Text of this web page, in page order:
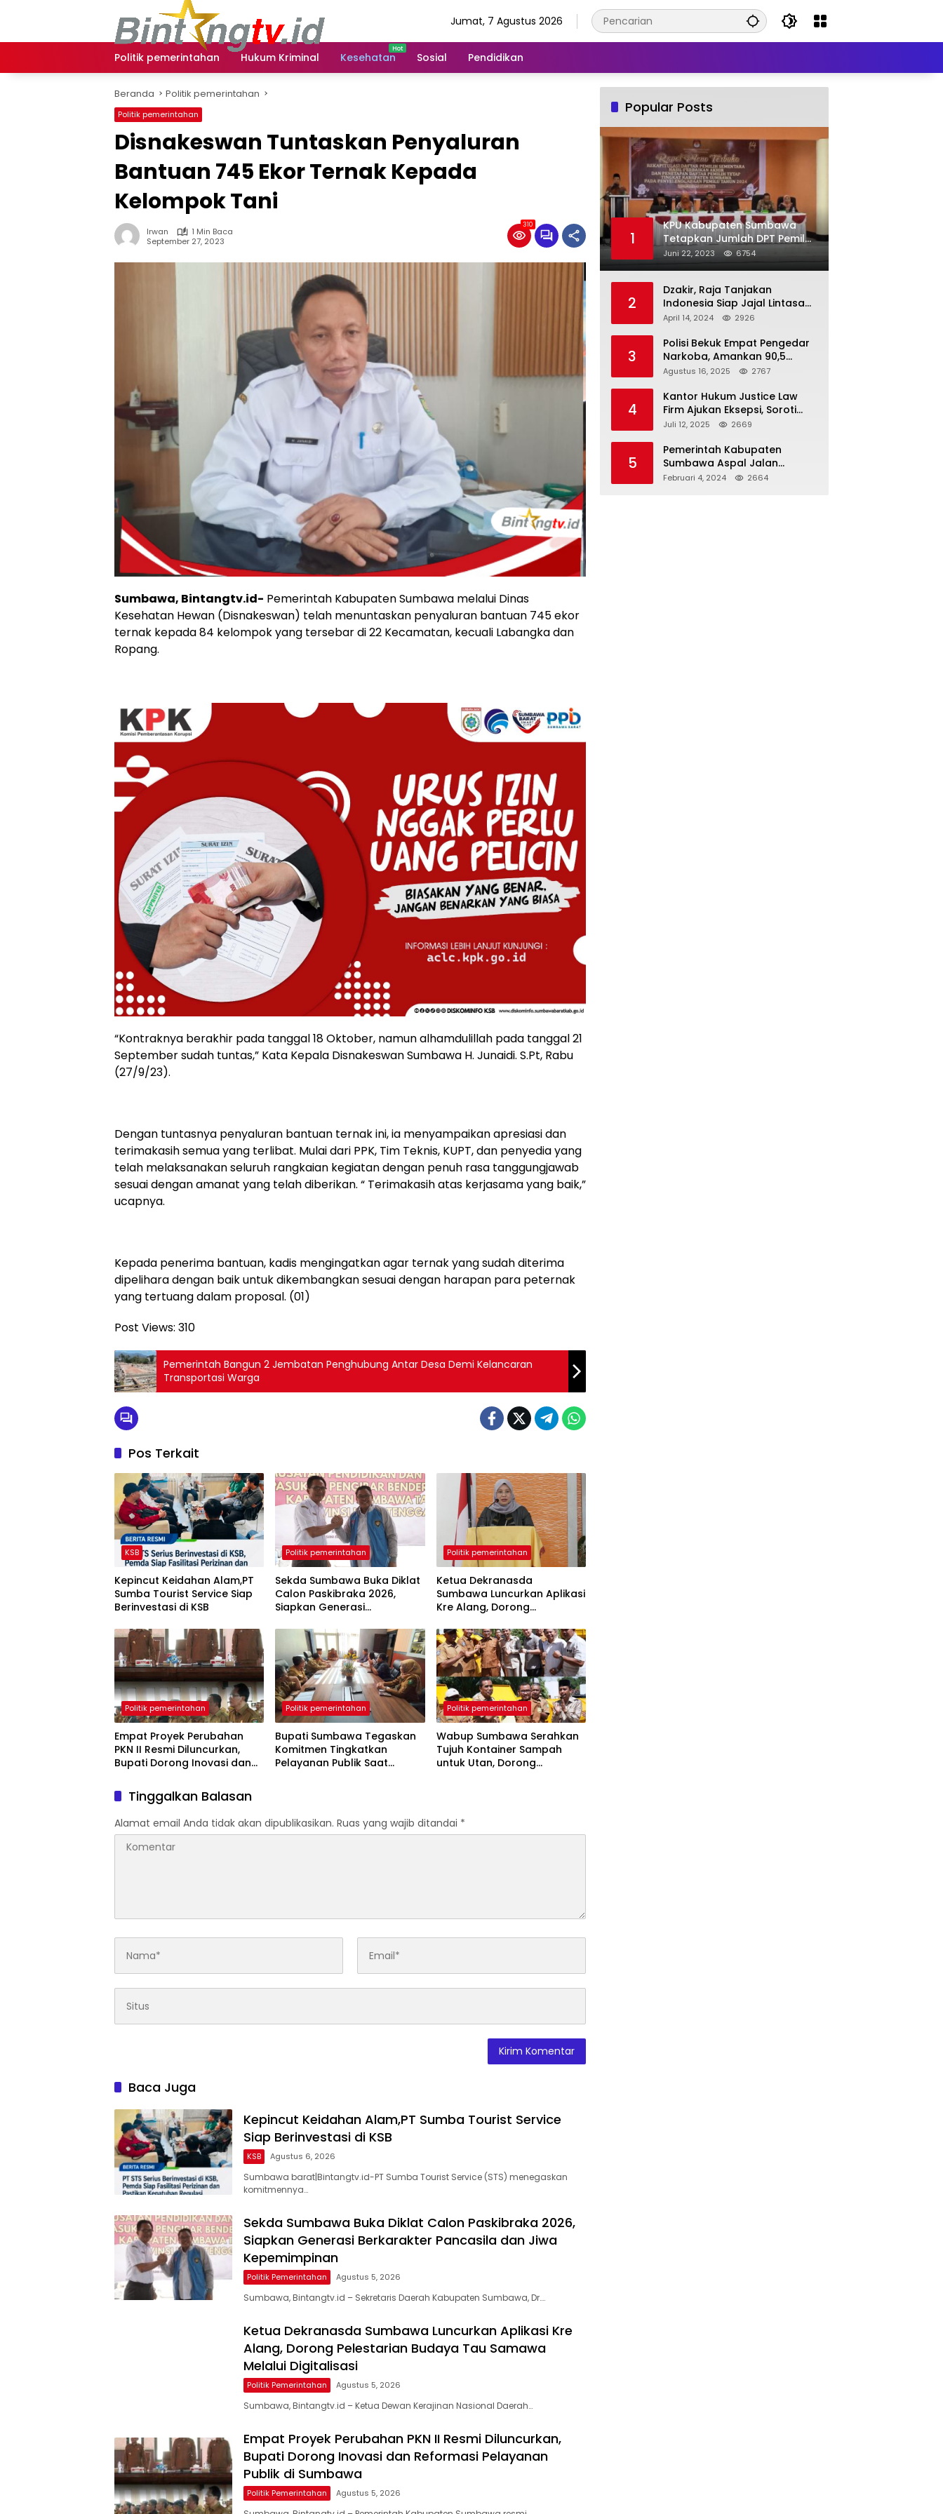
Jumat, 7 Agustus 2026
Politik pemerintahan Hukum Kriminal Kesehatan Sosial Pendidikan
Beranda Politik pemerintahan
Politik pemerintahan
Disnakeswan Tuntaskan Penyaluran
Bantuan 745 Ekor Ternak Kepada
Kelompok Tani
Irwan
1 Min Baca
September 27, 2023
310
Sumbawa, Bintangtv.id- Pemerintah Kabupaten Sumbawa melalui Dinas
Kesehatan Hewan (Disnakeswan) telah menuntaskan penyaluran bantuan 745 ekor
ternak kepada 84 kelompok yang tersebar di 22 Kecamatan, kecuali Labangka dan
Ropang.
“Kontraknya berakhir pada tanggal 18 Oktober, namun alhamdulillah pada tanggal 21
September sudah tuntas,” Kata Kepala Disnakeswan Sumbawa H. Junaidi. S.Pt, Rabu
(27/9/23).
Dengan tuntasnya penyaluran bantuan ternak ini, ia menyampaikan apresiasi dan
terimakasih semua yang terlibat. Mulai dari PPK, Tim Teknis, KUPT, dan penyedia yang
telah melaksanakan seluruh rangkaian kegiatan dengan penuh rasa tanggungjawab
sesuai dengan amanat yang telah diberikan. “ Terimakasih atas kerjasama yang baik,”
ucapnya.
Kepada penerima bantuan, kadis mengingatkan agar ternak yang sudah diterima
dipelihara dengan baik untuk dikembangkan sesuai dengan harapan para peternak
yang tertuang dalam proposal. (01)
Post Views: 310
Pemerintah Bangun 2 Jembatan Penghubung Antar Desa Demi Kelancaran
Transportasi Warga
Pos Terkait
KSB
Kepincut Keidahan Alam,PT
Sumba Tourist Service Siap
Berinvestasi di KSB
Politik pemerintahan
Sekda Sumbawa Buka Diklat
Calon Paskibraka 2026,
Siapkan Generasi
Jiwa Kepemimpinan
Politik pemerintahan
Ketua Dekranasda
Sumbawa Luncurkan Aplikasi
Kre Alang, Dorong
Samawa Melalui Digitalisasi
Politik pemerintahan
Empat Proyek Perubahan
PKN II Resmi Diluncurkan,
Bupati Dorong Inovasi dan
di Sumbawa
Politik pemerintahan
Bupati Sumbawa Tegaskan
Komitmen Tingkatkan
Pelayanan Publik Saat
Politik pemerintahan
Wabup Sumbawa Serahkan
Tujuh Kontainer Sampah
untuk Utan, Dorong
Tinggalkan Balasan
Alamat email Anda tidak akan dipublikasikan. Ruas yang wajib ditandai *
Baca Juga
Kepincut Keidahan Alam,PT Sumba Tourist Service
Siap Berinvestasi di KSB
KSB Agustus 6, 2026
Sumbawa barat|Bintangtv.id-PT Sumba Tourist Service (STS) menegaskan
komitmennya…
Sekda Sumbawa Buka Diklat Calon Paskibraka 2026,
Siapkan Generasi Berkarakter Pancasila dan Jiwa
Kepemimpinan
Politik Pemerintahan Agustus 5, 2026
Sumbawa, Bintangtv.id – Sekretaris Daerah Kabupaten Sumbawa, Dr….
Ketua Dekranasda Sumbawa Luncurkan Aplikasi Kre
Alang, Dorong Pelestarian Budaya Tau Samawa
Melalui Digitalisasi
Politik Pemerintahan Agustus 5, 2026
Sumbawa, Bintangtv.id – Ketua Dewan Kerajinan Nasional Daerah…
Empat Proyek Perubahan PKN II Resmi Diluncurkan,
Bupati Dorong Inovasi dan Reformasi Pelayanan
Publik di Sumbawa
Politik Pemerintahan Agustus 5, 2026
Popular Posts
1
KPU Kabupaten Sumbawa
Tetapkan Jumlah DPT Pemilu
2024 Sebanyak 367.987
Pemilih
Juni 22, 2023 6754
2
Dzakir, Raja Tanjakan
Indonesia Siap Jajal Lintasan
Seloto Bersama DR Zul,
April 14, 2024 2926
3
Polisi Bekuk Empat Pengedar
Narkoba, Amankan 90,5
Gram Sabu dari Dalam Mobil
Agustus 16, 2025 2767
4
Kantor Hukum Justice Law
Firm Ajukan Eksepsi, Soroti
Peran BNI dalam Kasus KUR
Juli 12, 2025 2669
5
Pemerintah Kabupaten
Sumbawa Aspal Jalan
Simpang Sebasang-Batu
Februari 4, 2024 2664